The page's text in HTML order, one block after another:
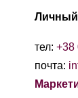
тел: +38
почта: